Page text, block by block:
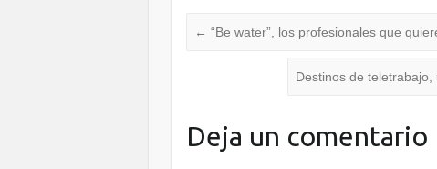
b
k
dI
n
← “Be water”, los profesionales que
Destinos de
Deja un comentario